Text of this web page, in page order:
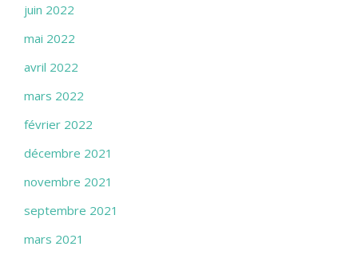
juin 2022
mai 2022
avril 2022
mars 2022
février 2022
décembre 2021
novembre 2021
septembre 2021
mars 2021